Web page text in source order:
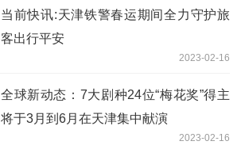
当前快讯:天津铁警春运期间全力守护旅
客出行平安
2023-02-16
全球新动态：7大剧种24位“梅花奖”得主
将于3月到6月在天津集中献演
2023-02-16